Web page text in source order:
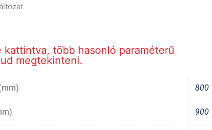
kattintva, több hasonló paraméterű
megtekinteni.
800
900